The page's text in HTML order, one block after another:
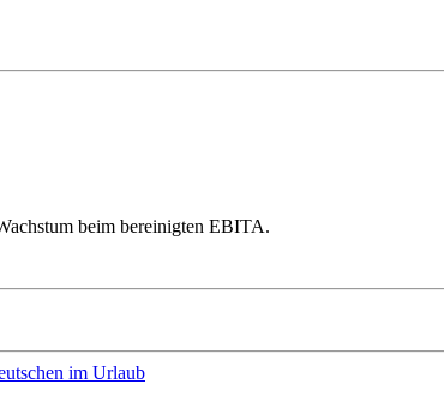
beim bereinigten EBITA.